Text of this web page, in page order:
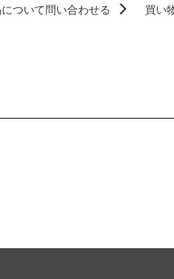
について問い合わせる 買い